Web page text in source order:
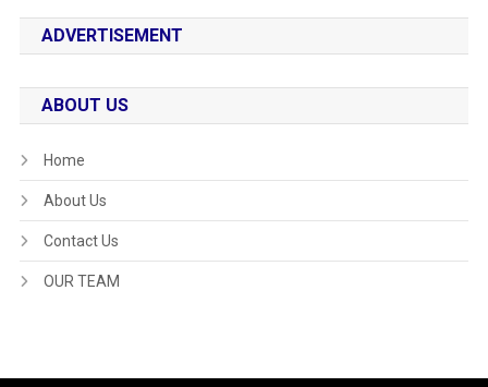
ADVERTISEMENT
ABOUT US
Home
About Us
Contact Us
OUR TEAM